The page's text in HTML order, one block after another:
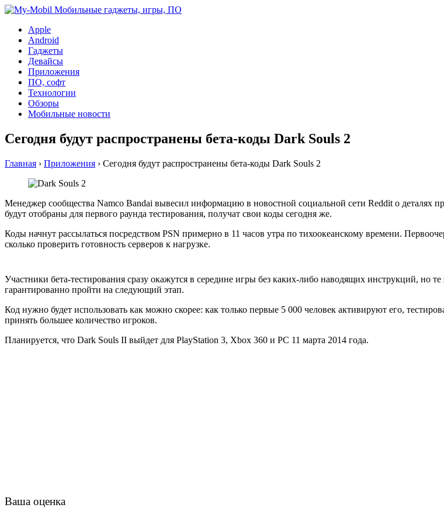
Apple
Android
Гаджеты
Девайсы
Приложения
ПО, софт
Технологии
Обзоры
Мобильные новости
Сегодня будут распространены бета-коды Dark Souls 2
Главная › Приложения › Сегодня будут распространены бета-коды Dark Souls 2
Менеджер сообщества Namco Bandai вывесил информацию в новостной социальной сети Reddit о деталях
будут отобраны для первого раунда тестирования, получат свои коды сегодня же.
Коды начнут рассылаться посредством PSN примерно в 11 часов утра по тихоокеанскому времени.
сколько проверить готовность серверов к нагрузке.
Участники бета-тестирования сразу окажутся в середине игры без каких-либо наводящих инструкций, но
гарантированно пройти на следующий этап.
Код нужно будет использовать как можно скорее: как только первые 5 000 человек активируют его,
принять большее количество игроков.
Планируется, что Dark Souls II выйдет для PlayStation 3, Xbox 360 и PC 11 марта 2014 года.
Ваша оценка